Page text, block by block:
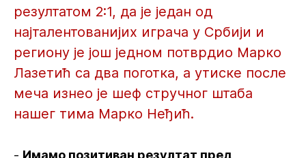
резултатом 2:1, да је један од
најталентованијих играча у Србији и
региону је још једном потврдио Марко
Лазетић са два поготка, а утиске после
меча изнео је шеф стручног штаба
нашег тима Марко Неђић.
- Имамо позитиван резултат пред